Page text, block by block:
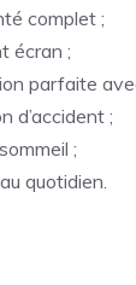
complet ;
écran ;
parfaite
d’accident ;
;
quotidien.